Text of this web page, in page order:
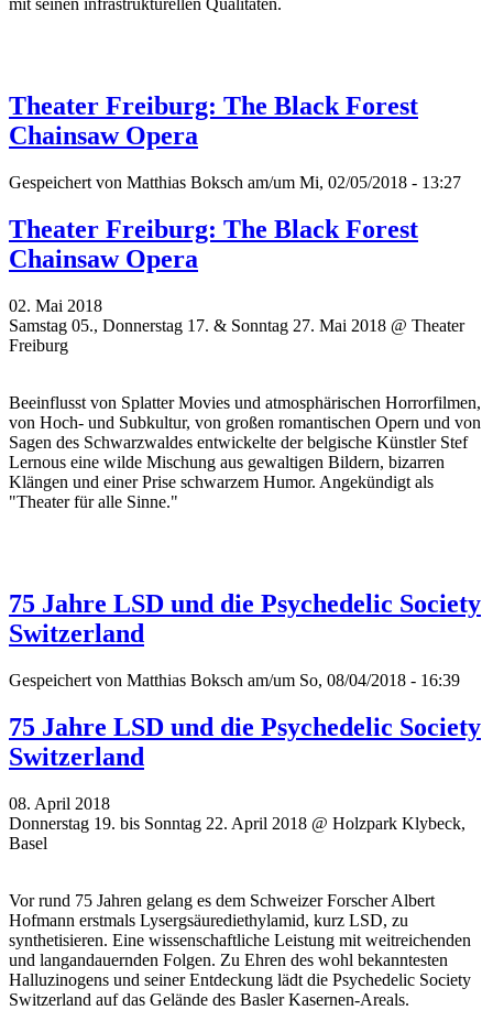
mit seinen infrastrukturellen Qualitäten.
Theater Freiburg: The Black Forest
Chainsaw Opera
Gespeichert von Matthias Boksch am/um Mi, 02/05/2018 - 13:27
Theater Freiburg: The Black Forest
Chainsaw Opera
02. Mai 2018
Samstag 05., Donnerstag 17. & Sonntag 27. Mai 2018 @ Theater
Freiburg
Beeinflusst von Splatter Movies und atmosphärischen Horrorfilmen,
von Hoch- und Subkultur, von großen romantischen Opern und von
Sagen des Schwarzwaldes entwickelte der belgische Künstler Stef
Lernous eine wilde Mischung aus gewaltigen Bildern, bizarren
Klängen und einer Prise schwarzem Humor. Angekündigt als
"Theater für alle Sinne."
75 Jahre LSD und die Psychedelic Society
Switzerland
Gespeichert von Matthias Boksch am/um So, 08/04/2018 - 16:39
75 Jahre LSD und die Psychedelic Society
Switzerland
08. April 2018
Donnerstag 19. bis Sonntag 22. April 2018 @ Holzpark Klybeck,
Basel
Vor rund 75 Jahren gelang es dem Schweizer Forscher Albert
Hofmann erstmals Lysergsäurediethylamid, kurz LSD, zu
synthetisieren. Eine wissenschaftliche Leistung mit weitreichenden
und langandauernden Folgen. Zu Ehren des wohl bekanntesten
Halluzinogens und seiner Entdeckung lädt die Psychedelic Society
Switzerland auf das Gelände des Basler Kasernen-Areals.